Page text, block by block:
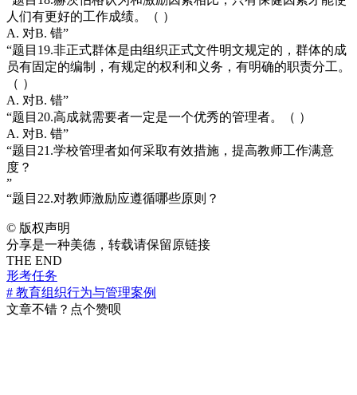
人们有更好的工作成绩。（ ）
A. 对B. 错”
“题目19.非正式群体是由组织正式文件明文规定的，群体的成
员有固定的编制，有规定的权利和义务，有明确的职责分工。
（ ）
A. 对B. 错”
“题目20.高成就需要者一定是一个优秀的管理者。（ ）
A. 对B. 错”
“题目21.学校管理者如何采取有效措施，提高教师工作满意
度？
”
“题目22.对教师激励应遵循哪些原则？
© 版权声明
分享是一种美德，转载请保留原链接
THE END
形考任务
# 教育组织行为与管理案例
文章不错？点个赞呗